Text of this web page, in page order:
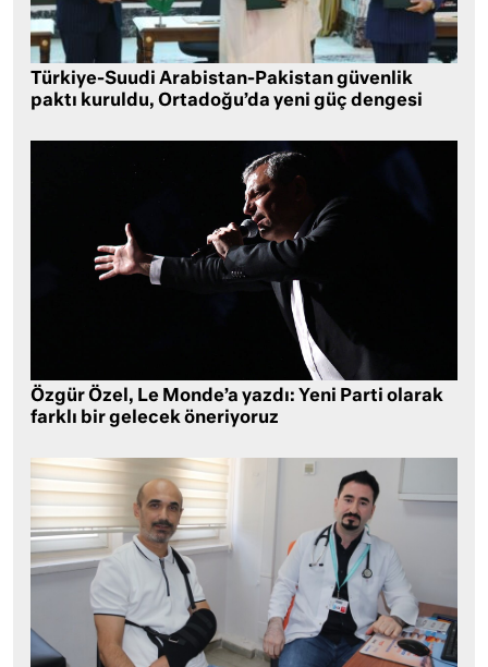
Türkiye-Suudi Arabistan-Pakistan güvenlik
paktı kuruldu, Ortadoğu’da yeni güç dengesi
Özgür Özel, Le Monde’a yazdı: Yeni Parti olarak
farklı bir gelecek öneriyoruz